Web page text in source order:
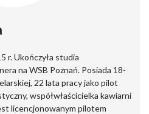
r. Ukończyła studia
na WSB Poznań. Posiada 18-
22 lata pracy jako pilot
współwłaścicielka kawiarni
licencjonowanym pilotem